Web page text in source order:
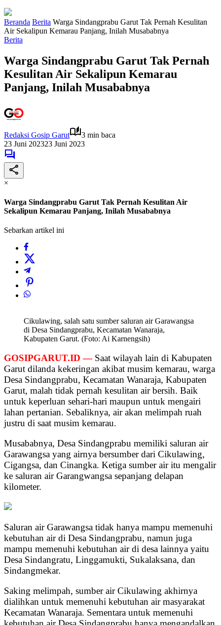
Beranda Berita Warga Sindangprabu Garut Tak Pernah Kesulitan
Air Sekalipun Kemarau Panjang, Inilah Musababnya
Berita
Warga Sindangprabu Garut Tak Pernah
Kesulitan Air Sekalipun Kemarau
Panjang, Inilah Musababnya
Redaksi Gosip Garut
3 min baca
23 Juni 202323 Juni 2023
×
Warga Sindangprabu Garut Tak Pernah Kesulitan Air
Sekalipun Kemarau Panjang, Inilah Musababnya
Sebarkan artikel ini
Cikulawing, salah satu sumber saluran air Garawangsa
di Desa Sindangprabu, Kecamatan Wanaraja,
Kabupaten Garut. (Foto: Ai Karnengsih)
GOSIPGARUT.ID —Saat wilayah lain di Kabupaten
Garut dilanda kekeringan akibat musim kemarau, warga
Desa Sindangprabu, Kecamatan Wanaraja, Kabupaten
Garut, malah tidak pernah kesulitan air bersih. Baik
untuk keperluan sehari-hari maupun untuk mengairi
lahan pertanian. Sebaliknya, air akan melimpah ruah
justru di saat musim kemarau.
Musababnya, Desa Sindangprabu memiliki saluran air
Garawangsa yang airnya bersumber dari Cikulawing,
Cigangsa, dan Cinangka. Ketiga sumber air itu mengalir
ke saluran air Garangwangsa sepanjang delapan
kilometer.
Saluran air Garawangsa tidak hanya mampu memenuhi
kebutuhan air di Desa Sindangprabu, namun juga
mampu memenuhi kebutuhan air di desa lainnya yaitu
Desa Sindangratu, Linggamukti, Sukalaksana, dan
Sindangmekar.
Saking melimpah, sumber air Cikulawing akhirnya
dialihkan untuk memenuhi kebutuhan air masyarakat
Kecamatan Wanaraja. Sementara untuk memenuhi